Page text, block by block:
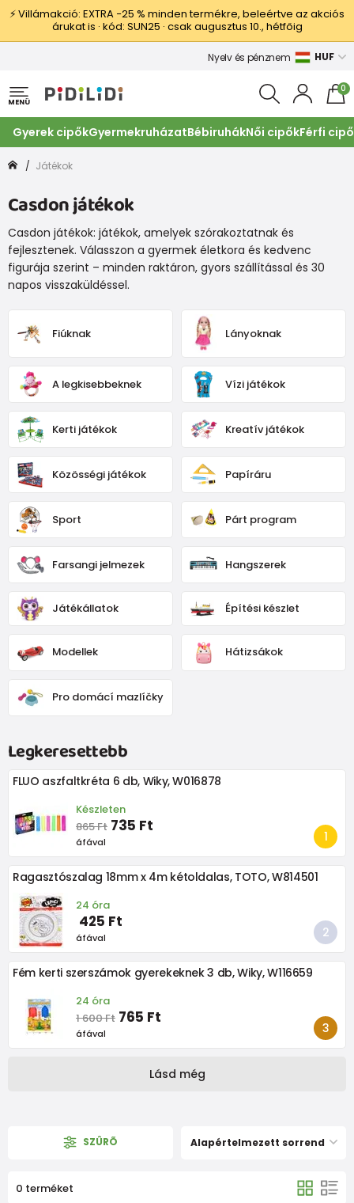
⚡ Villámakció: EXTRA −25 % minden termékre, beleértve az akciós
árukat is · kód: SUN25 · csak augusztus 10., hétfőig
Nyelv és pénznem HUF
MENÜ
0
Gyerek cipőkGyermekruházatBébiruhákNői cipőkFérfi
Játékok
Casdon játékok
Casdon játékok: játékok, amelyek szórakoztatnak és
fejlesztenek. Válasszon a gyermek életkora és kedvenc
figurája szerint – minden raktáron, gyors szállítással és 30
napos visszaküldéssel.
Fiúknak Lányoknak
A legkisebbeknek Vízi játékok
Kerti játékok Kreatív játékok
Közösségi játékok Papíráru
Sport Párt program
Farsangi jelmezek Hangszerek
Játékállatok Építési készlet
Modellek Hátizsákok
Pro domácí mazlíčky
Legkeresettebb
FLUO aszfaltkréta 6 db, Wiky, W016878
Készleten
865 Ft 735 Ft
áfával
Ragasztószalag 18mm x 4m kétoldalas, TOTO, W814501
24 óra
425 Ft
áfával
Fém kerti szerszámok gyerekeknek 3 db, Wiky, W116659
24 óra
1 600 Ft 765 Ft
áfával
Lásd még
SZÛRÕ Alapértelmezett sorrend
0 terméket